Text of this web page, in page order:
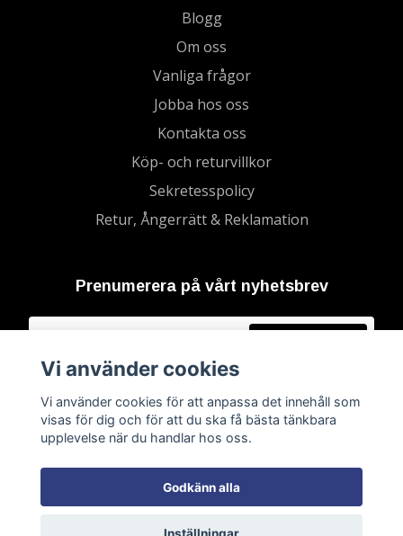
Blogg
Om oss
Vanliga frågor
Jobba hos oss
Kontakta oss
Köp- och returvillkor
Sekretesspolicy
Retur, Ångerrätt & Reklamation
Prenumerera på vårt nyhetsbrev
Vi använder cookies
Vi använder cookies för att anpassa det innehåll som
visas för dig och för att du ska få bästa tänkbara
upplevelse när du handlar hos oss.
Godkänn alla